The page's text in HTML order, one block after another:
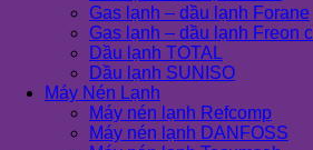
Gas lạnh – dầu lạnh Forane
Gas lạnh – dầu lạnh Freon
Dầu lạnh TOTAL
Dầu lạnh SUNISO
Máy Nén Lạnh
Máy nén lạnh Refcomp
Máy nén lạnh DANFOSS